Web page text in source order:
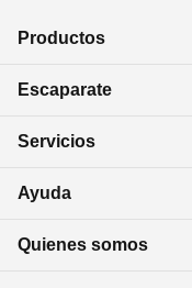
Productos
Escaparate
Servicios
Ayuda
Quienes somos